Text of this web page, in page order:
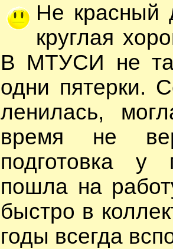
Не красный
круглая
В МТУСИ не
одни пятерки.
ленилась,
время не
подготовка у
пошла на
быстро в
годы всегда